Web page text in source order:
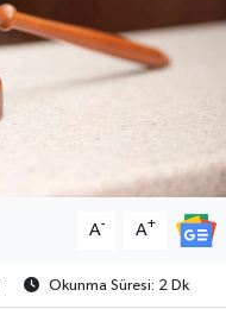
A- A+
Okunma Süresi: 2 Dk